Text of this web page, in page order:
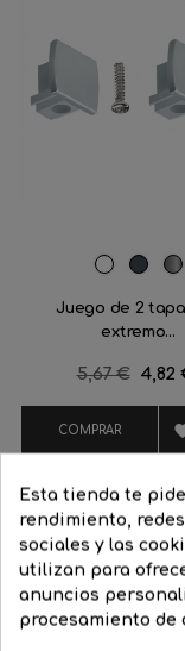
BlancoNegro
Juego de 2
extremo...
Precio
5,67 € 4,82
COMPRAR
16
Esta tienda te
rendimiento,
sociales y las
utilizan para
anuncios
procesamiento de